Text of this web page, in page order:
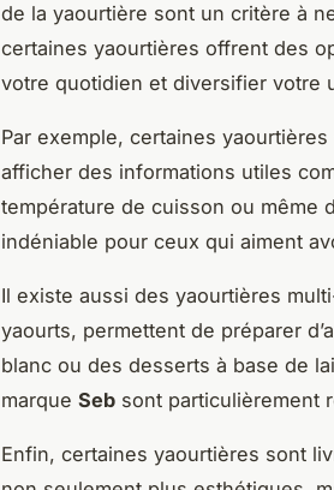
de la yaourtière sont un critère à
certaines yaourtières offrent des
votre quotidien et diversifier votre
Par exemple, certaines yaourtières
afficher des informations utiles
température de cuisson ou même
indéniable pour ceux qui aiment
Il existe aussi des yaourtières
yaourts, permettent de préparer
blanc ou des desserts à base de
marque Seb sont particulièrement
Enfin, certaines yaourtières sont